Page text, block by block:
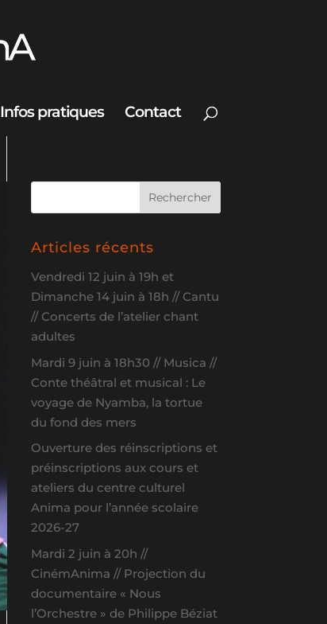
Infos pratiques Contact
Articles récents
Vendredi 12 juin à 19h et
Dimanche 14 juin à 18h // Cantu
// Concerts de l’atelier chant
adultes
Mardi 9 juin à 18h30 // Musica //
Conte théâtral et musical : Le
voyage de Nyamba, la tortue
du fond des mers
Ouverture des réinscriptions et
préinscriptions aux cours et
ateliers du centre culturel
Anima pour l’année scolaire
2026-27
Mardi 2 juin à 20h //
CinémAnima // Projection du
documentaire « Nous
l’Orchestre » de Philippe Béziat